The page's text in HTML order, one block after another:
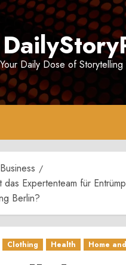
Your Daily Dose of
Business
das Expertenteam für
Berlin?
Clothing Health Home